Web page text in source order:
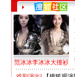
范冰冰李冰冰大撞衫